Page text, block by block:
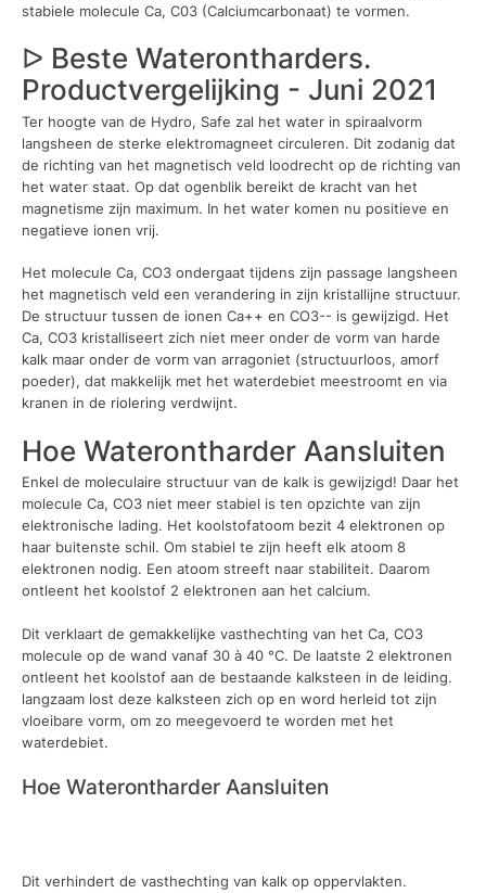
stabiele molecule Ca, C03 (Calciumcarbonaat) te vormen.
ᐅ Beste Waterontharders.
Productvergelijking - Juni 2021
Ter hoogte van de Hydro, Safe zal het water in spiraalvorm
langsheen de sterke elektromagneet circuleren. Dit zodanig dat
de richting van het magnetisch veld loodrecht op de richting van
het water staat. Op dat ogenblik bereikt de kracht van het
magnetisme zijn maximum. In het water komen nu positieve en
negatieve ionen vrij.
Het molecule Ca, CO3 ondergaat tijdens zijn passage langsheen
het magnetisch veld een verandering in zijn kristallijne structuur.
De structuur tussen de ionen Ca++ en CO3-- is gewijzigd. Het
Ca, CO3 kristalliseert zich niet meer onder de vorm van harde
kalk maar onder de vorm van arragoniet (structuurloos, amorf
poeder), dat makkelijk met het waterdebiet meestroomt en via
kranen in de riolering verdwijnt.
Hoe Waterontharder Aansluiten
Enkel de moleculaire structuur van de kalk is gewijzigd! Daar het
molecule Ca, CO3 niet meer stabiel is ten opzichte van zijn
elektronische lading. Het koolstofatoom bezit 4 elektronen op
haar buitenste schil. Om stabiel te zijn heeft elk atoom 8
elektronen nodig. Een atoom streeft naar stabiliteit. Daarom
ontleent het koolstof 2 elektronen aan het calcium.
Dit verklaart de gemakkelijke vasthechting van het Ca, CO3
molecule op de wand vanaf 30 à 40 °C. De laatste 2 elektronen
ontleent het koolstof aan de bestaande kalksteen in de leiding.
langzaam lost deze kalksteen zich op en word herleid tot zijn
vloeibare vorm, om zo meegevoerd te worden met het
waterdebiet.
Hoe Waterontharder Aansluiten
Dit verhindert de vasthechting van kalk op oppervlakten.